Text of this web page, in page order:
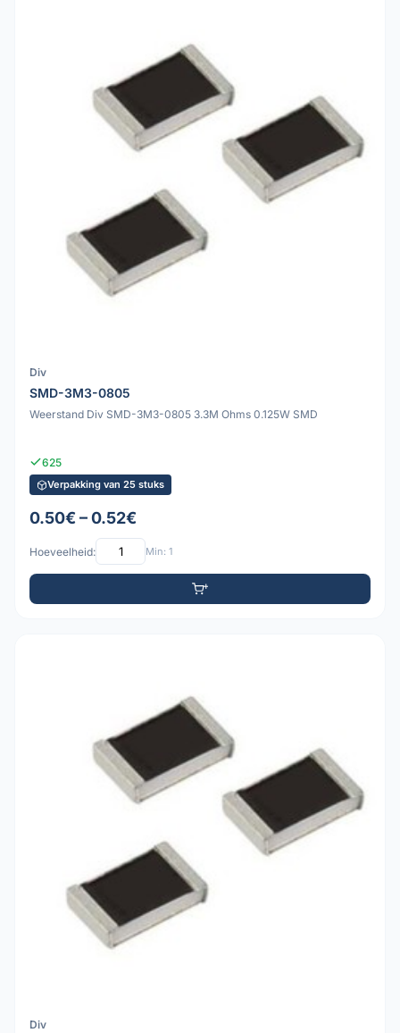
Div
SMD-3M3-0805
Weerstand Div SMD-3M3-0805 3.3M Ohms 0.125W SMD
625
Verpakking van 25 stuks
0.50€ – 0.52€
Hoeveelheid: Min: 1
Div